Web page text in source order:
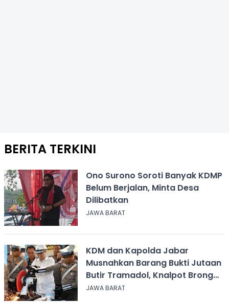
BERITA TERKINI
Ono Surono Soroti Banyak KDMP
Belum Berjalan, Minta Desa
Dilibatkan
JAWA BARAT
KDM dan Kapolda Jabar
Musnahkan Barang Bukti Jutaan
Butir Tramadol, Knalpot Brong
hingga Miras
JAWA BARAT